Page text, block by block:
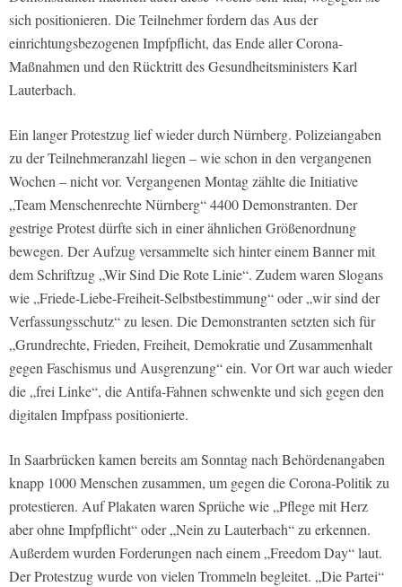
sich positionieren. Die Teilnehmer fordern das Aus der
einrichtungsbezogenen Impfpflicht, das Ende aller Corona-
Maßnahmen und den Rücktritt des Gesundheitsministers Karl
Lauterbach.
Ein langer Protestzug lief wieder durch Nürnberg. Polizeiangaben
zu der Teilnehmeranzahl liegen – wie schon in den vergangenen
Wochen – nicht vor. Vergangenen Montag zählte die Initiative
„Team Menschenrechte Nürnberg“ 4400 Demonstranten. Der
gestrige Protest dürfte sich in einer ähnlichen Größenordnung
bewegen. Der Aufzug versammelte sich hinter einem Banner mit
dem Schriftzug „Wir Sind Die Rote Linie“. Zudem waren Slogans
wie „Friede-Liebe-Freiheit-Selbstbestimmung“ oder „wir sind der
Verfassungsschutz“ zu lesen. Die Demonstranten setzten sich für
„Grundrechte, Frieden, Freiheit, Demokratie und Zusammenhalt
gegen Faschismus und Ausgrenzung“ ein. Vor Ort war auch wieder
die „frei Linke“, die Antifa-Fahnen schwenkte und sich gegen den
digitalen Impfpass positionierte.
In Saarbrücken kamen bereits am Sonntag nach Behördenangaben
knapp 1000 Menschen zusammen, um gegen die Corona-Politik zu
protestieren. Auf Plakaten waren Sprüche wie „Pflege mit Herz
aber ohne Impfpflicht“ oder „Nein zu Lauterbach“ zu erkennen.
Außerdem wurden Forderungen nach einem „Freedom Day“ laut.
Der Protestzug wurde von vielen Trommeln begleitet. „Die Partei“